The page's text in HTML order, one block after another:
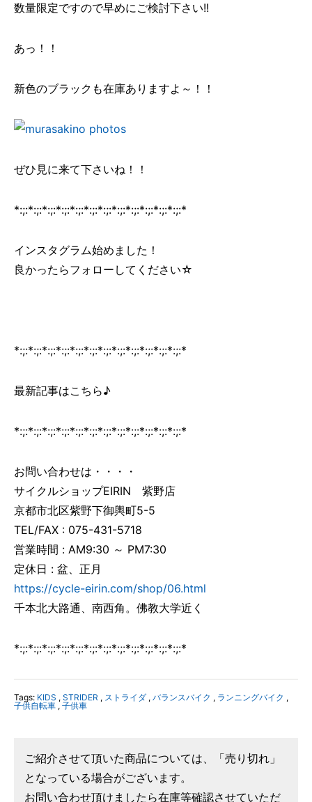
数量限定ですので早めにご検討下さい!!
あっ！！
新色のブラックも在庫ありますよ～！！
ぜひ見に来て下さいね！！
*:;:*:;:*:;:*:;:*:;:*:;:*:;:*:;:*:;:*:;:*:;:*:;:*
インスタグラム始めました！
良かったらフォローしてください☆
*:;:*:;:*:;:*:;:*:;:*:;:*:;:*:;:*:;:*:;:*:;:*:;:*
最新記事はこちら♪
*:;:*:;:*:;:*:;:*:;:*:;:*:;:*:;:*:;:*:;:*:;:*:;:*
お問い合わせは・・・・
サイクルショップEIRIN 紫野店
京都市北区紫野下御輿町5-5
TEL/FAX : 075-431-5718
営業時間 : AM9:30 ～ PM7:30
定休日 : 盆、正月
https://cycle-eirin.com/shop/06.html
千本北大路通、南西角。佛教大学近く
*:;:*:;:*:;:*:;:*:;:*:;:*:;:*:;:*:;:*:;:*:;:*:;:*
Tags: KIDS , STRIDER , ストライダ , バランスバイク , ランニングバイク ,
子供自転車 , 子供車
ご紹介させて頂いた商品については、「売り切れ」
となっている場合がございます。
お問い合わせ頂けましたら在庫等確認させていただ